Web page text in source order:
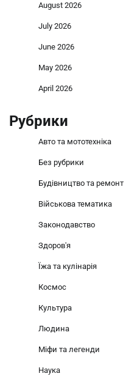
August 2026
July 2026
June 2026
May 2026
April 2026
Рубрики
Авто та мототехніка
Без рубрики
Будівництво та ремонт
Військова тематика
Законодавство
Здоров'я
Їжа та кулінарія
Космос
Культура
Людина
Міфи та легенди
Наука